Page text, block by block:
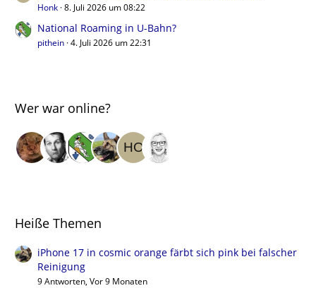
Honk 8. Juli 2026 um 08:22
National Roaming in U-Bahn?
pithein 4. Juli 2026 um 22:31
Wer war online?
Heiße Themen
iPhone 17 in cosmic orange färbt sich pink bei falscher
Reinigung
9 Antworten, Vor 9 Monaten